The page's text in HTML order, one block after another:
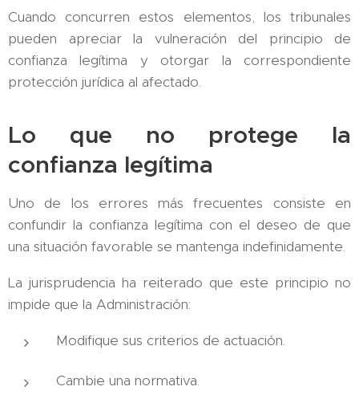
Cuando concurren estos elementos, los tribunales
pueden apreciar la vulneración del principio de
confianza legítima y otorgar la correspondiente
protección jurídica al afectado.
Lo que no protege la
confianza legítima
Uno de los errores más frecuentes consiste en
confundir la confianza legítima con el deseo de que
una situación favorable se mantenga indefinidamente.
La jurisprudencia ha reiterado que este principio no
impide que la Administración:
Modifique sus criterios de actuación.
Cambie una normativa.